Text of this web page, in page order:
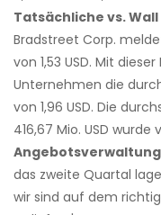
Tatsächliche vs.
Bradstreet Corp.
von 1,53 USD. Mit
Unternehmen die
von 1,96 USD. Die
416,67 Mio. USD wurde
das zweite Quartal
wir sind auf dem